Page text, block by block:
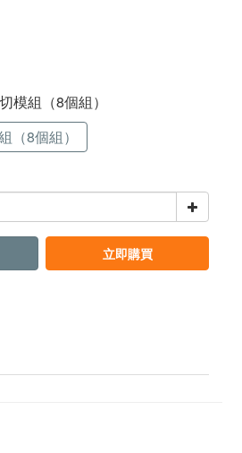
模組（8個組）
（8個組）
立即購買